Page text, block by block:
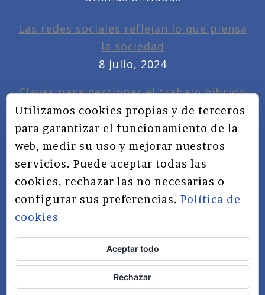
Las redes sociales reflejan lo que piensa
la sociedad
8 julio, 2024
Claves para gestionar el trabajo híbrido
7 noviembre, 2022
Privacidad, redes sociales y educación
3 septiembre, 2019
TÉRMINOS Y CONDICIONES
AVISO LEGAL
Utilizamos cookies propias y de terceros
para garantizar el funcionamiento de la
web, medir su uso y mejorar nuestros
servicios. Puede aceptar todas las
cookies, rechazar las no necesarias o
configurar sus preferencias. Política de
cookies
Aceptar todo
Rechazar